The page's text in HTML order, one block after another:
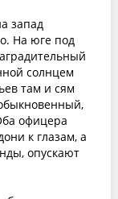
запад
На юге под
солнцем
там и сям
офицера
к глазам, а
опускают